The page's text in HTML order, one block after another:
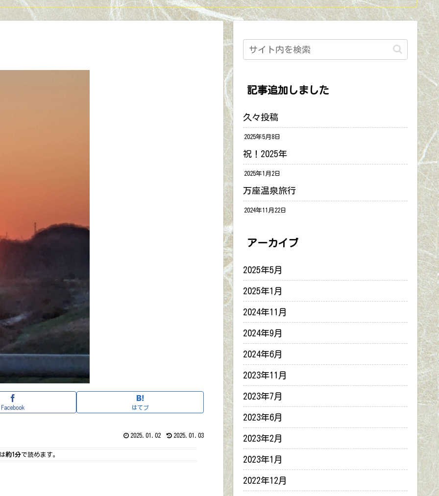
Facebook はてブ
2025.01.02 2025.01.03
約1分で読めます。
記事追加しました
久々投稿
2025年5月8日
祝！2025年
2025年1月2日
万座温泉旅行
2024年11月22日
アーカイブ
2025年5月
2025年1月
2024年11月
2024年9月
2024年6月
2023年11月
2023年7月
2023年6月
2023年2月
2023年1月
2022年12月